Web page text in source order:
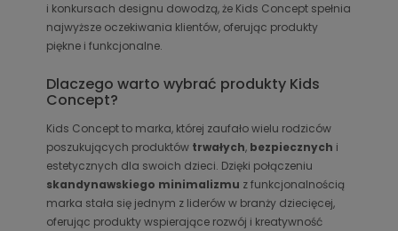
i konkursach designu dowodzą, że Kids Concept spełnia
najwyższe oczekiwania klientów, oferując produkty
piękne i funkcjonalne.
Dlaczego warto wybrać produkty Kids
Concept?
Kids Concept to marka, której zaufało wielu rodziców
poszukujących produktów trwałych, bezpiecznych i
estetycznych dla swoich dzieci. Dzięki połączeniu
skandynawskiego minimalizmu z funkcjonalnością
marka stała się jednym z liderów w branży dziecięcej,
oferując produkty wspierające rozwój i kreatywność